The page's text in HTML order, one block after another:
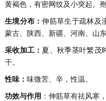
黄褐色，有密网纹及小突起。
生境分布：伸筋草生于疏林及
蒙古、陕西、新疆、河南、山
采收加工： 夏、秋季茎叶繁茂
干。
性味： 味微苦、辛，性温。
功效与作用 ：伸筋草有祛风寒